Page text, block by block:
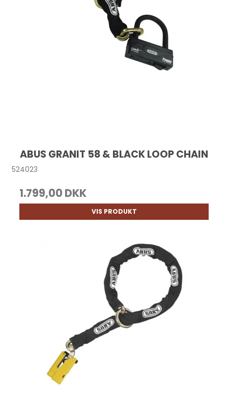
ABUS GRANIT 58 & BLACK LOOP CHAIN
524023
1.799,00 DKK
VIS PRODUKT